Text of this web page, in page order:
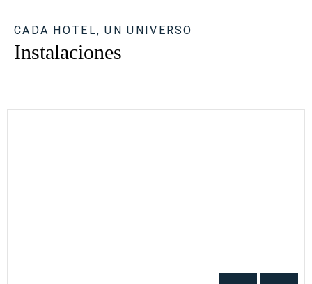
CADA HOTEL, UN UNIVERSO
Instalaciones